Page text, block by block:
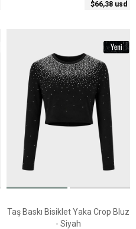
$66,38 usd
Taş Baskı Bisiklet Yaka Crop Bluz
- Siyah